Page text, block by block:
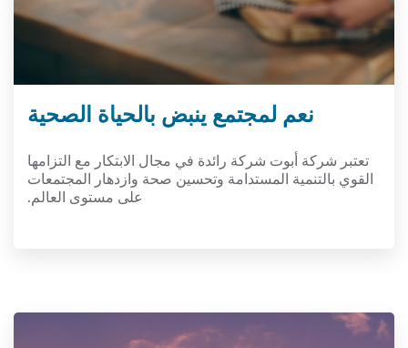
نعم لمجتمع ينبض بالحياة الصحية
تعتبر شركة أبوت شركة رائدة في مجال الابتكار مع التزامها
القوي بالتنمية المستدامة وتحسين صحة وازدهار المجتمعات
على مستوى العالم.